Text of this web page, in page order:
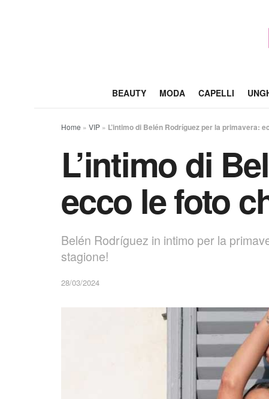
BEAUTY MODA CAPELLI
Home » VIP » L’intimo di Belén Rodríguez per la primavera:
L’intimo di
ecco le foto
Belén Rodríguez in intimo per la
stagione!
28/03/2024